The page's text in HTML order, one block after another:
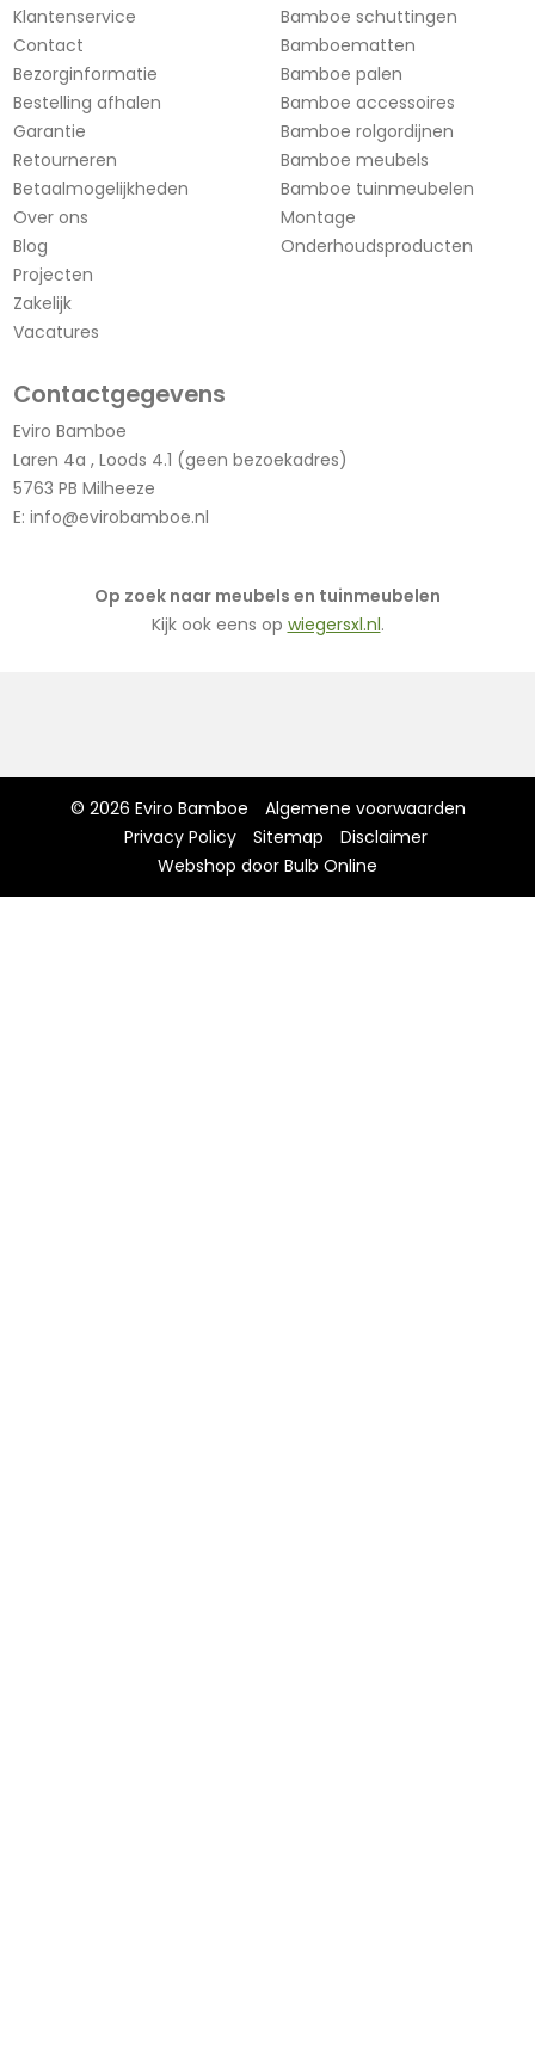
Klantenservice
Contact
Bezorginformatie
Bestelling afhalen
Garantie
Retourneren
Betaalmogelijkheden
Over ons
Blog
Projecten
Zakelijk
Vacatures
Bamboe schuttingen
Bamboematten
Bamboe palen
Bamboe accessoires
Bamboe rolgordijnen
Bamboe meubels
Bamboe tuinmeubelen
Montage
Onderhoudsproducten
Contactgegevens
Eviro Bamboe
Laren 4a , Loods 4.1 (geen bezoekadres)
5763 PB Milheeze
E: info@evirobamboe.nl
Op zoek naar meubels en tuinmeubelen
Kijk ook eens op wiegersxl.nl.
© 2026 Eviro Bamboe
Algemene voorwaarden
Privacy Policy
Sitemap
Disclaimer
Webshop door Bulb Online